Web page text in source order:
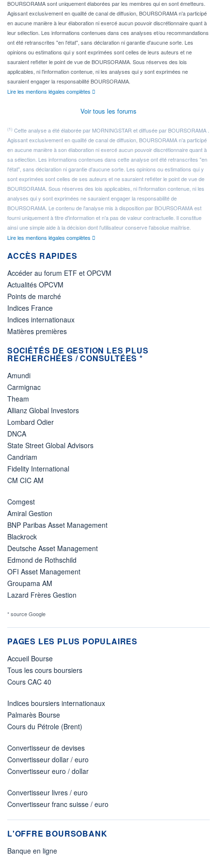
BOURSORAMA sont uniquement élaborées par les membres qui en sont émetteurs.
Agissant exclusivement en qualité de canal de diffusion, BOURSORAMA n'a participé
en aucune manière à leur élaboration ni exercé aucun pouvoir discrétionnaire quant à
leur sélection. Les informations contenues dans ces analyses et/ou recommandations
ont été retranscrites "en l'état", sans déclaration ni garantie d'aucune sorte. Les
opinions ou estimations qui y sont exprimées sont celles de leurs auteurs et ne
sauraient refléter le point de vue de BOURSORAMA. Sous réserves des lois
applicables, ni l'information contenue, ni les analyses qui y sont exprimées ne
sauraient engager la responsabilité BOURSORAMA.
Lire les mentions légales complètes
Voir tous les forums
(1) Cette analyse a été élaborée par MORNINGSTAR et diffusée par BOURSORAMA .
Agissant exclusivement en qualité de canal de diffusion, BOURSORAMA n'a participé
en aucune manière à son élaboration ni exercé aucun pouvoir discrétionnaire quant à
sa sélection. Les informations contenues dans cette analyse ont été retranscrites "en
l'état", sans déclaration ni garantie d'aucune sorte. Les opinions ou estimations qui y
sont exprimées sont celles de ses auteurs et ne sauraient refléter le point de vue de
BOURSORAMA. Sous réserves des lois applicables, ni l'information contenue, ni les
analyses qui y sont exprimées ne sauraient engager la responsabilité de
BOURSORAMA. Le contenu de l'analyse mis à disposition par BOURSORAMA est
fourni uniquement à titre d'information et n'a pas de valeur contractuelle. Il constitue
ainsi une simple aide à la décision dont l'utilisateur conserve l'absolue maîtrise.
Lire les mentions légales complètes
ACCÈS RAPIDES
Accéder au forum ETF et OPCVM
Actualités OPCVM
Points de marché
Indices France
Indices internationaux
Matières premières
SOCIÉTÉS DE GESTION LES PLUS
RECHERCHÉES / CONSULTÉES *
Amundi
Carmignac
Theam
Allianz Global Investors
Lombard Odier
DNCA
State Street Global Advisors
Candriam
Fidelity International
CM CIC AM
Comgest
Amiral Gestion
BNP Paribas Asset Management
Blackrock
Deutsche Asset Management
Edmond de Rothschild
OFI Asset Management
Groupama AM
Lazard Frères Gestion
* source Google
PAGES LES PLUS POPULAIRES
Accueil Bourse
Tous les cours boursiers
Cours CAC 40
Indices boursiers internationaux
Palmarès Bourse
Cours du Pétrole (Brent)
Convertisseur de devises
Convertisseur dollar / euro
Convertisseur euro / dollar
Convertisseur livres / euro
Convertisseur franc suisse / euro
L'OFFRE BOURSOBANK
Banque en ligne